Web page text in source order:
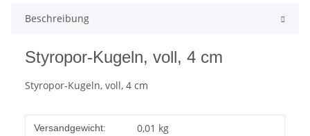
Beschreibung
Styropor-Kugeln, voll, 4 cm
Styropor-Kugeln, voll, 4 cm
Versandgewicht: 0,01 kg